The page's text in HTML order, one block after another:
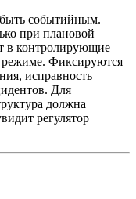
быть событийным.
при плановой
в контролирующие
режиме. Фиксируются
исправность
Для
должна
регулятор